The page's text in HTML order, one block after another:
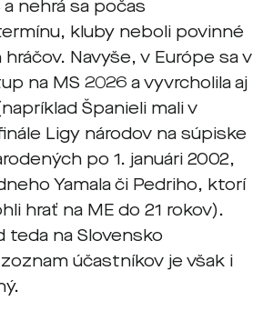
nehrá sa počas
kluby neboli povinné
Navyše, v Európe sa v
na MS 2026 a vyvrcholila aj
Španieli mali v
Ligy národov na súpiske
po 1. januári 2002,
Yamala či Pedriho, ktorí
hrať na ME do 21 rokov).
teda na Slovensko
účastníkov je však i